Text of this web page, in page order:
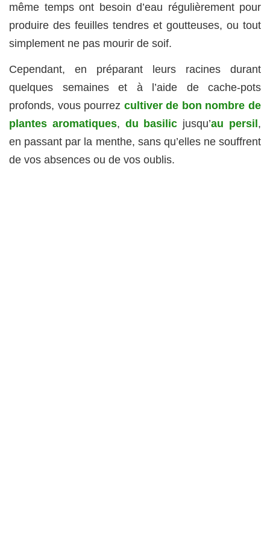
même temps ont besoin d’eau régulièrement pour
produire des feuilles tendres et goutteuses, ou tout
simplement ne pas mourir de soif.
Cependant, en préparant leurs racines durant
quelques semaines et à l’aide de cache-pots
profonds, vous pourrez cultiver de bon nombre de
plantes aromatiques, du basilic jusqu’au persil,
en passant par la menthe, sans qu’elles ne souffrent
de vos absences ou de vos oublis.